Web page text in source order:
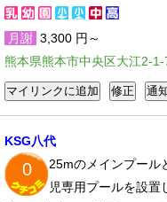
月謝 3,300 円～
熊本県熊本市中央区大江2-1-
KSG八代
0
25mのメインプール
児専用プールを設置